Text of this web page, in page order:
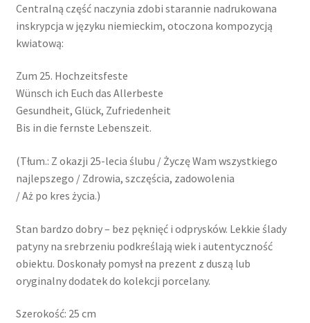
Centralną część naczynia zdobi starannie nadrukowana
inskrypcja w języku niemieckim, otoczona kompozycją
kwiatową:
Zum 25. Hochzeitsfeste
Wünsch ich Euch das Allerbeste
Gesundheit, Glück, Zufriedenheit
Bis in die fernste Lebenszeit.
(Tłum.: Z okazji 25-lecia ślubu / Życzę Wam wszystkiego
najlepszego / Zdrowia, szczęścia, zadowolenia
/ Aż po kres życia.)
Stan bardzo dobry – bez pęknięć i odprysków. Lekkie ślady
patyny na srebrzeniu podkreślają wiek i autentyczność
obiektu. Doskonały pomysł na prezent z duszą lub
oryginalny dodatek do kolekcji porcelany.
Szerokość: 25 cm